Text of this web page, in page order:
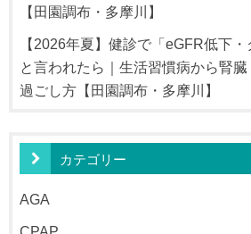
【田園調布・多摩川】
【2026年夏】健診で「eGFR低下・
と言われたら｜生活習慣病から腎
過ごし方【田園調布・多摩川】
カテゴリー
AGA